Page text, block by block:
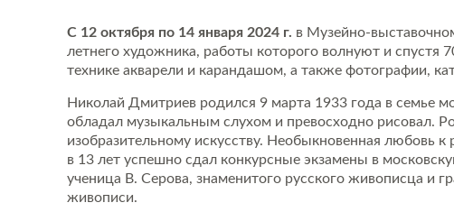
С 12 октября по 14 января 2024 г. в Музейно-
летнего художника, работы которого волнуют и спустя
технике акварели и карандашом, а также фотографии,
Николай Дмитриев родился 9 марта 1933 года в семье
обладал музыкальным слухом и превосходно рисовал.
изобразительному искусству. Необыкновенная любовь
в 13 лет успешно сдал конкурсные экзамены в
ученица В. Серова, знаменитого русского живописца и
живописи.